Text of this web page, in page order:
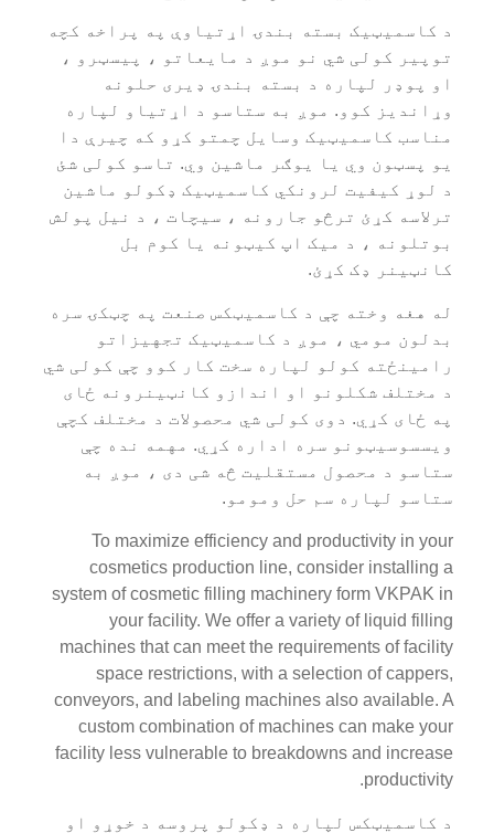
د کاسمیټیک بسته بندۍ اړتیاوې په پراخه کچه
توپیر کولی شي نو موږ د مایعاتو ، پیسټرو ،
او پوډر لپاره د بسته بندۍ ډیری حلونه
وړاندیز کوو. موږ به ستاسو د اړتیاو لپاره
مناسب کاسمیټیک وسایل چمتو کړو که چیرې دا
یو پسټون وي یا یوګر ماشین وي. تاسو کولی شئ
د لوړ کیفیت لرونکي کاسمیټیک ډکولو ماشین
ترلاسه کړئ ترڅو جارونه ، سیچات ، د نیل پولش
بوتلونه ، د میک اپ کیټونه یا کوم بل
کانټینر ډک کړئ.
له هغه وخته چې د کاسمیټکس صنعت په چټکۍ سره
بدلون مومي ، موږ د کاسمیټیک تجهیزاتو
رامینځته کولو لپاره سخت کار کوو چې کولی شي
د مختلف شکلونو او اندازو کانټینرونه ځای
په ځای کړي. دوی کولی شي محصولات د مختلف کچې
ویسسوسیټونو سره اداره کړي. مهمه نده چې
ستاسو د محصول مستقلیت څه شی دی ، موږ به
ستاسو لپاره سم حل ومومو.
To maximize efficiency and productivity in your
cosmetics production line, consider installing a
system of cosmetic filling machinery form VKPAK in
your facility. We offer a variety of liquid filling
machines that can meet the requirements of facility
space restrictions, with a selection of cappers,
conveyors, and labeling machines also available. A
custom combination of machines can make your
facility less vulnerable to breakdowns and increase
productivity.
د کاسمیټکس لپاره د ډکولو پروسه د خوړو او